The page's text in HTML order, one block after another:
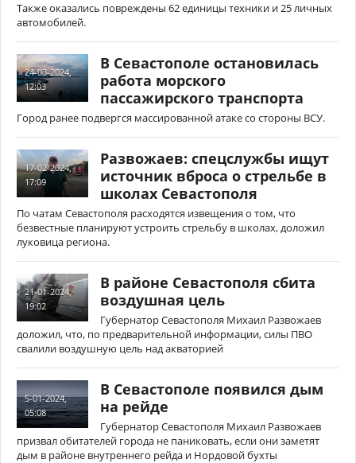
Также оказались повреждены 62 единицы техники и 25 личных
автомобилей.
24-03-2024,
12:03
В Севастополе остановилась
работа морского
пассажирского транспорта
Город ранее подвергся массированной атаке со стороны ВСУ.
17-02-2024,
17:09
Развожаев: спецслужбы ищут
источник вброса о стрельбе в
школах Севастополя
По чатам Севастополя расходятся извещения о том, что
безвестные планируют устроить стрельбу в школах, доложил
луковица региона.
21-01-2024,
19:02
В районе Севастополя сбита
воздушная цель
Губернатор Севастополя Михаил Развожаев
доложил, что, по предварительной информации, силы ПВО
свалили воздушную цель над акваторией
5-01-2024,
05:08
В Севастополе появился дым
на рейде
Губернатор Севастополя Михаил Развожаев
призвал обитателей города не паниковать, если они заметят
дым в районе внутреннего рейда и Нордовой бухты